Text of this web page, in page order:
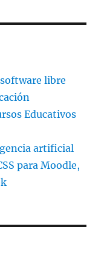
libre
Educativos
artificial
para Moodle,